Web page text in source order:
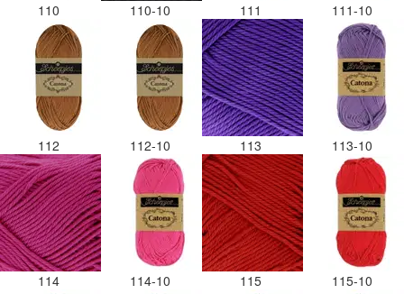
110 110-10 111 111-10
112 112-10 113 113-10
114 114-10 115 115-10